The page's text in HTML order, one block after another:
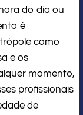
do dia ou
é
como
e os
momento,
profissionais
de